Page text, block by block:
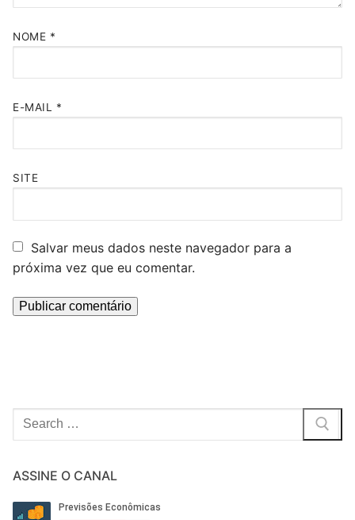
NOME *
E-MAIL *
SITE
Salvar meus dados neste navegador para a
próxima vez que eu comentar.
Pesquisar
por:
ASSINE O CANAL